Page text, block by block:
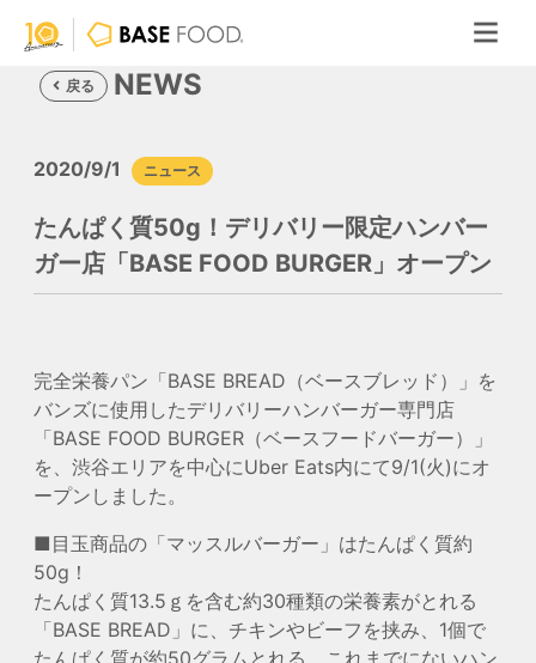
戻る NEWS
2020/9/1 ニュース
たんぱく質50g！デリバリー限定ハンバー
ガー店「BASE FOOD BURGER」オープン
完全栄養パン「BASE BREAD（ベースブレッド）」を
バンズに使用したデリバリーハンバーガー専門店
「BASE FOOD BURGER（ベースフードバーガー）」
を、渋谷エリアを中心にUber Eats内にて9/1(火)にオ
ープンしました。
■目玉商品の「マッスルバーガー」はたんぱく質約
50g！
たんぱく質13.5ｇを含む約30種類の栄養素がとれる
「BASE BREAD」に、チキンやビーフを挟み、1個で
たんぱく質が約50グラムとれる、これまでにないハン